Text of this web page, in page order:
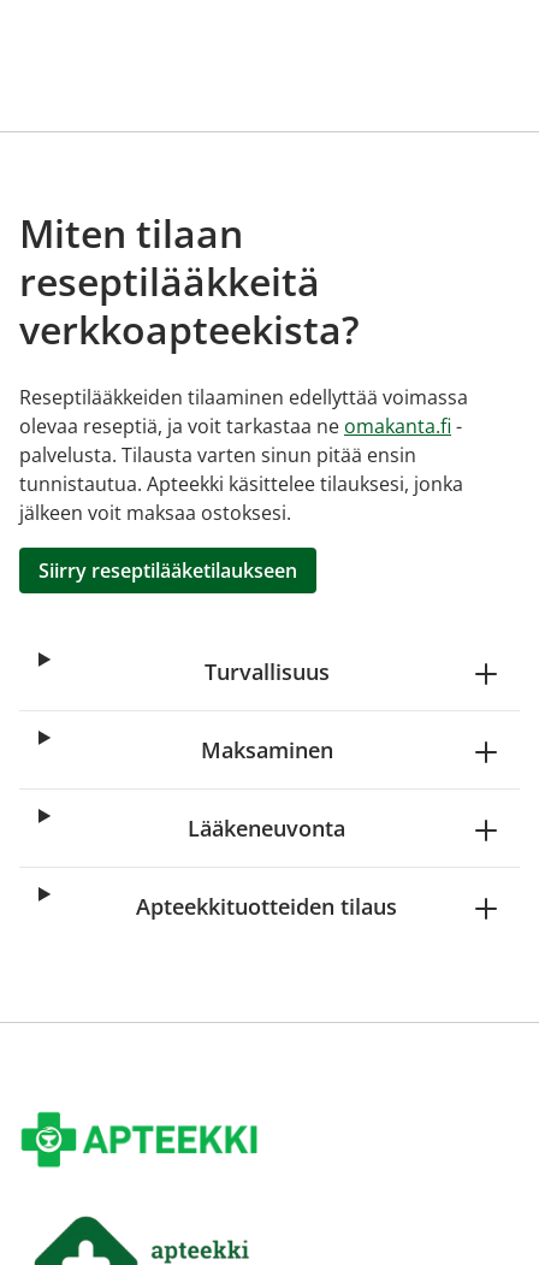
Miten tilaan
reseptilääkkeitä
verkkoapteekista?
Reseptilääkkeiden tilaaminen edellyttää voimassa
olevaa reseptiä, ja voit tarkastaa ne omakanta.fi -
palvelusta. Tilausta varten sinun pitää ensin
tunnistautua. Apteekki käsittelee tilauksesi, jonka
jälkeen voit maksaa ostoksesi.
Siirry reseptilääketilaukseen
Turvallisuus
Maksaminen
Lääkeneuvonta
Apteekkituotteiden tilaus